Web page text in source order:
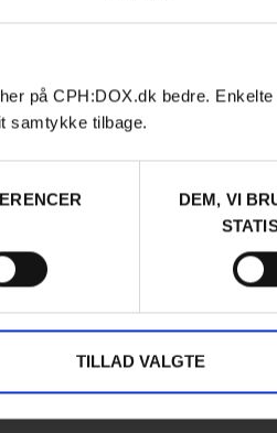
på CPH:DOX.dk bedre.
samtykke tilbage.
DEM, VI
TILLAD VALGTE
password-protected. To view it,
below.